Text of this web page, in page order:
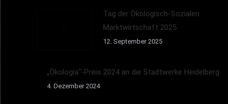
Tag der Ökologisch-Sozialen
Marktwirtschaft 2025
12. September 2025
„Ökologia“-Preis 2024 an die Stadtwerke Heidelberg
4. Dezember 2024